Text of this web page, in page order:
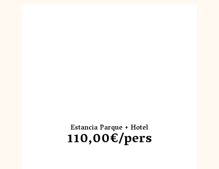
Estancia Parque + Hotel
110,00€/pers